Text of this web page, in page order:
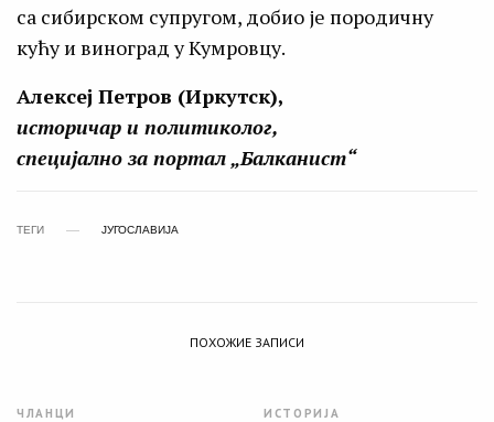
са сибирском супругом, добио је породичну
кућу и виноград у Кумровцу.
Алексеј Петров (Иркутск),
историчар и политиколог,
специјално за портал „Балканист“
ТЕГИ ЈУГОСЛАВИЈА
ПОХОЖИЕ ЗАПИСИ
ЧЛАНЦИ ИСТОРИЈА